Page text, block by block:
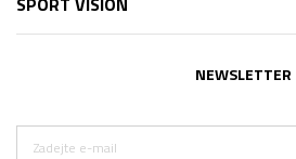
NEWSLETTER